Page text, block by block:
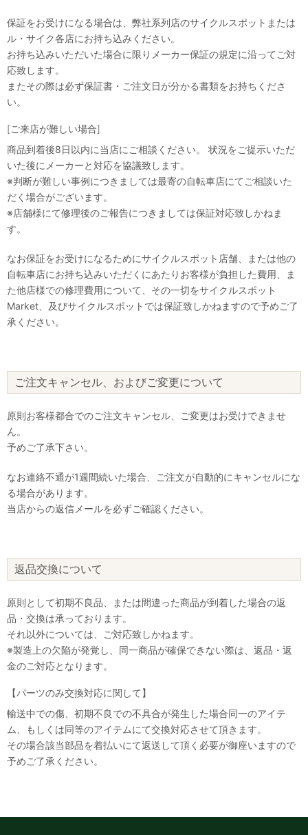
保証をお受けになる場合は、弊社系列店のサイクルスポットまたは
ル・サイク各店にお持ち込みください。
お持ち込みいただいた場合に限りメーカー保証の規定に沿ってご対
応致します。
またその際は必ず保証書・ご注文日が分かる書類をお持ちくださ
い。
[ご来店が難しい場合]
商品到着後8日以内に当店にご相談ください。 状況をご提示いただ
いた後にメーカーと対応を協議致します。
※判断が難しい事例につきましては最寄の自転車店にてご相談いた
だく場合がございます。
※店舗様にて修理後のご報告につきましては保証対応致しかねま
す。
なお保証をお受けになるためにサイクルスポット店舗、または他の
自転車店にお持ち込みいただくにあたりお客様が負担した費用、ま
た他店様での修理費用について、その一切をサイクルスポット
Market、及びサイクルスポットでは保証致しかねますので予めご了
承ください。
ご注文キャンセル、およびご変更について
原則お客様都合でのご注文キャンセル、ご変更はお受けできませ
ん。
予めご了承下さい。
なお連絡不通が1週間続いた場合、ご注文が自動的にキャンセルにな
る場合があります。
当店からの返信メールを必ずご確認ください。
返品交換について
原則として初期不良品、または間違った商品が到着した場合の返
品・交換は承っております。
それ以外については、ご対応致しかねます。
※製造上の欠陥が発覚し、同一商品が確保できない際は、返品・返
金のご対応となります。
【パーツのみ交換対応に関して】
輸送中での傷、初期不良での不具合が発生した場合同一のアイテ
ム、もしくは同等のアイテムにて交換対応させて頂きます。
その場合該当部品を着払いにて返送して頂く必要が御座いますので
予めご了承ください。